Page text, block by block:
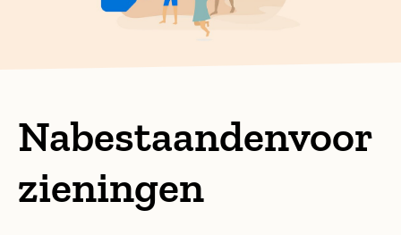
Nabestaandenvoor
zieningen